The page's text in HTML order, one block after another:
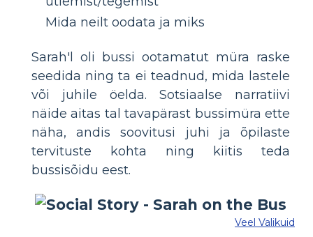
Mida neilt oodata ja miks
Sarah'l oli bussi ootamatut müra raske
seedida ning ta ei teadnud, mida lastele
või juhile öelda. Sotsiaalse narratiivi
näide aitas tal tavapärast bussimüra ette
näha, andis soovitusi juhi ja õpilaste
tervituste kohta ning kiitis teda
bussisõidu eest.
Veel Valikuid